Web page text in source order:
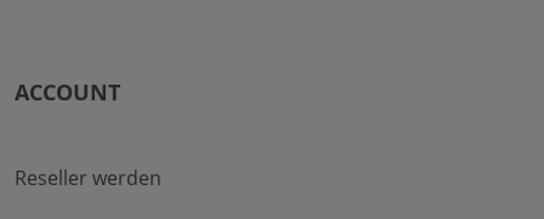
ACCOUNT
Reseller werden